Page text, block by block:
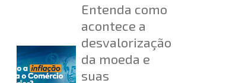
Entenda como
acontece a
desvalorização
da moeda e
suas